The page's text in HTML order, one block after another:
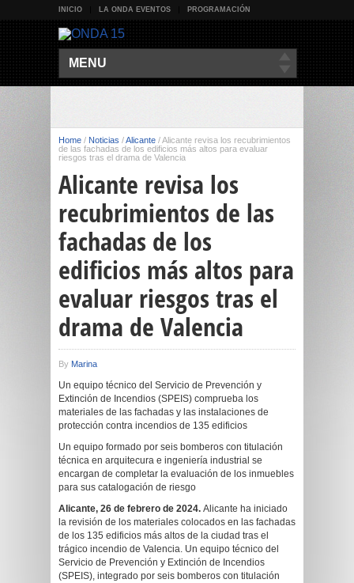
INICIO LA ONDA EVENTOS PROGRAMACIÓN
MENU
Home / Noticias /Alicante /Alicante revisa los recubrimientos
de las fachadas de los edificios más altos para evaluar
riesgos tras el drama de Valencia
Alicante revisa los
recubrimientos de las
fachadas de los
edificios más altos para
evaluar riesgos tras el
drama de Valencia
By Marina
Un equipo técnico del Servicio de Prevención y
Extinción de Incendios (SPEIS) comprueba los
materiales de las fachadas y las instalaciones de
protección contra incendios de 135 edificios
Un equipo formado por seis bomberos con titulación
técnica en arquitecura e ingeniería industrial se
encargan de completar la evaluación de los inmuebles
para sus catalogación de riesgo
Alicante, 26 de febrero de 2024. Alicante ha iniciado
la revisión de los materiales colocados en las fachadas
de los 135 edificios más altos de la ciudad tras el
trágico incendio de Valencia. Un equipo técnico del
Servicio de Prevención y Extinción de Incendios
(SPEIS), integrado por seis bomberos con titulación